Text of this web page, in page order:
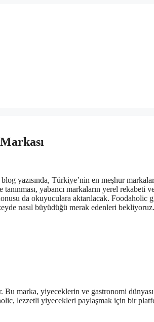
yazısında, Türkiye’nin en meşhur
yabancı markaların yerel rekabeti
da okuyuculara aktarılacak. Foodaholic
nasıl büyüdüğü merak edenleri bekliyoruz.
marka, yiyeceklerin ve gastronomi
lezzetli yiyecekleri paylaşmak için bir